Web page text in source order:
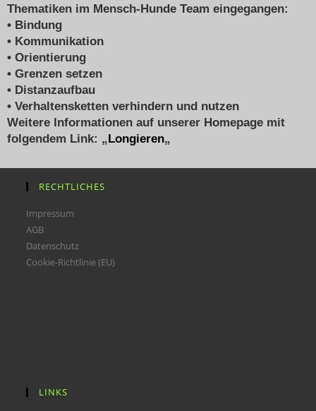
Thematiken im Mensch-Hunde Team eingegangen:
• Bindung
• Kommunikation
• Orientierung
• Grenzen setzen
• Distanzaufbau
• Verhaltensketten verhindern und nutzen
Weitere Informationen auf unserer Homepage mit
folgendem Link: „Longieren„
RECHTLICHES
Impressum
AGB
Datenschutz
Cookie-Richtlinie (EU)
LINKS